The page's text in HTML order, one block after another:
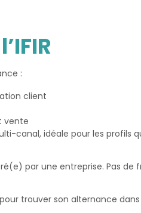
:
client
vente
canal, idéale pour les profils
par une entreprise. Pas de
trouver son alternance